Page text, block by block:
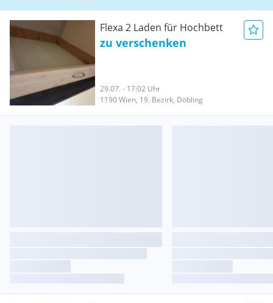
Flexa 2 Laden für Hochbett
zu verschenken
29.07. - 17:02 Uhr
1190 Wien, 19. Bezirk, Döbling